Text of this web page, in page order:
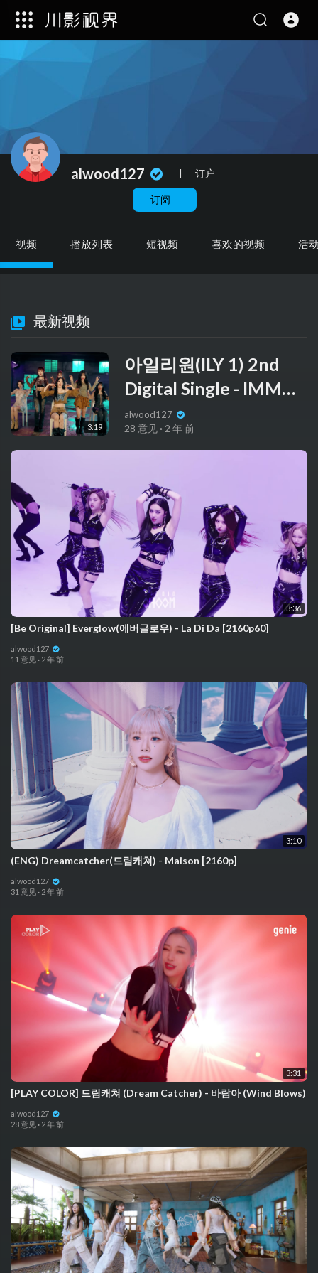
alwood127 | 订户
订阅
视频 播放列表 短视频 喜欢的视频 活
最新视频
3:19
아일리원(ILY 1) 2nd
Digital Single - IMMM
- PERFORMANCE
VIDEO
alwood127
28 意见· 2 年 前
3:36
[Be Original] Everglow(에버글로우) - La Di Da [2160p60]
alwood127
11 意见· 2 年 前
3:10
(ENG) Dreamcatcher(드림캐쳐) - Maison [2160p]
alwood127
31 意见· 2 年 前
3:31
[PLAY COLOR] 드림캐쳐 (Dream Catcher) - 바람아 (Wind Blows)
alwood127
28 意见· 2 年 前